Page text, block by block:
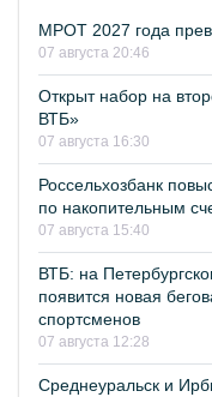
МРОТ 2027 года
07 августа 20:46
Открыт набор на
ВТБ»
07 августа 16:30
Россельхозбанк
по накопительным
07 августа 15:40
ВТБ: на
появится новая
спортсменов
07 августа 12:28
Среднеуральск и